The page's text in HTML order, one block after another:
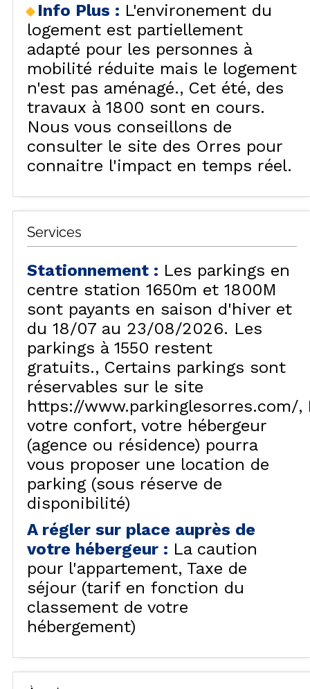
Info Plus : L'environement du
logement est partiellement
adapté pour les personnes à
mobilité réduite mais le logement
n'est pas aménagé.
Cet été, des
travaux à 1800 sont en cours.
Nous vous conseillons de
consulter le site des Orres pour
connaitre l'impact en temps réel.
Services
Stationnement : Les parkings en
centre station 1650m et 1800M
sont payants en saison d'hiver et
du 18/07 au 23/08/2026. Les
parkings à 1550 restent
gratuits.
Certains parkings sont
réservables sur le site
https://www.parkinglesorres.com/
votre confort, votre hébergeur
(agence ou résidence) pourra
vous proposer une location de
parking (sous réserve de
disponibilité)
A régler sur place auprès de
votre hébergeur : La caution
pour l'appartement Taxe de
séjour (tarif en fonction du
classement de votre
hébergement)